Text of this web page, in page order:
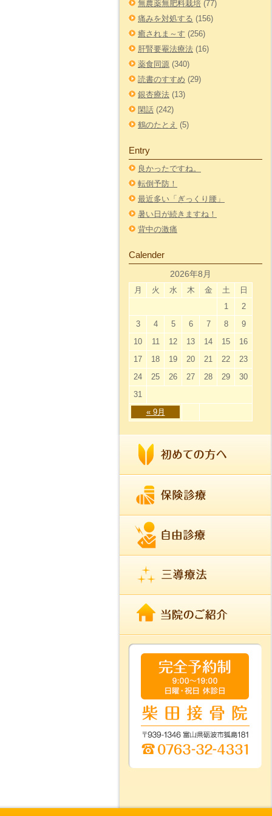
無農薬無肥料栽培 (77)
痛みを対処する (156)
癒されま～す (256)
肝腎要罨法療法 (16)
薬食同源 (340)
読書のすすめ (29)
銀杏療法 (13)
閑話 (242)
鶴のたとえ (5)
Entry
良かったですね。
転倒予防！
最近多い「ぎっくり腰」
暑い日が続きますね！
背中の激痛
Calender
2026年8月
月 火 水 木 金 土 日
« 9月
1
2
3
4 5 6 7 8
9
10
11 12 13 14 15
16
17
18 19 20 21 22
23
24
25 26 27 28 29
30
31